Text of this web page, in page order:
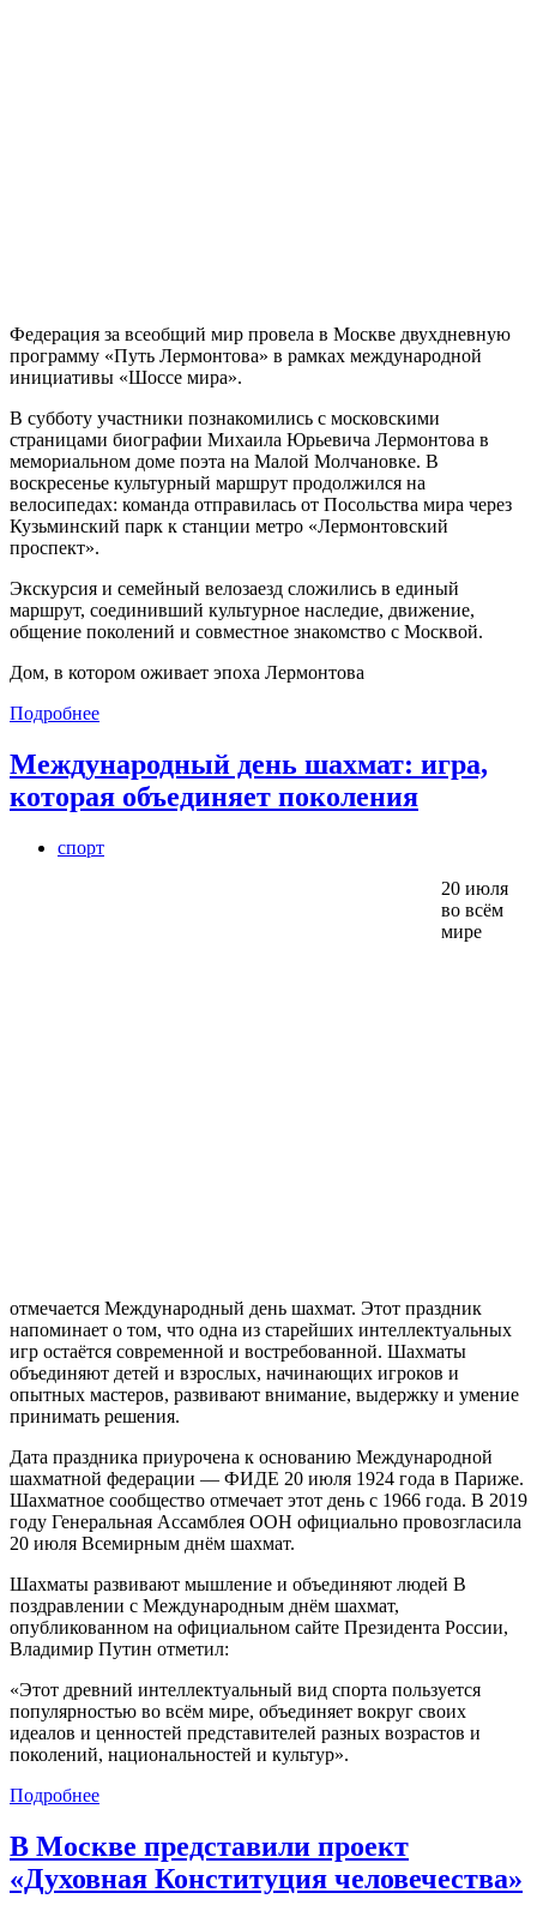
Федерация за всеобщий мир провела в Москве двухдневную
программу «Путь Лермонтова» в рамках международной
инициативы «Шоссе мира».
В субботу участники познакомились с московскими
страницами биографии Михаила Юрьевича Лермонтова в
мемориальном доме поэта на Малой Молчановке. В
воскресенье культурный маршрут продолжился на
велосипедах: команда отправилась от Посольства мира через
Кузьминский парк к станции метро «Лермонтовский
проспект».
Экскурсия и семейный велозаезд сложились в единый
маршрут, соединивший культурное наследие, движение,
общение поколений и совместное знакомство с Москвой.
Дом, в котором оживает эпоха Лермонтова
Подробнее
Международный день шахмат: игра,
которая объединяет поколения
спорт
20 июля
во всём
мире
отмечается Международный день шахмат. Этот праздник
напоминает о том, что одна из старейших интеллектуальных
игр остаётся современной и востребованной. Шахматы
объединяют детей и взрослых, начинающих игроков и
опытных мастеров, развивают внимание, выдержку и умение
принимать решения.
Дата праздника приурочена к основанию Международной
шахматной федерации — ФИДЕ 20 июля 1924 года в Париже.
Шахматное сообщество отмечает этот день с 1966 года. В 2019
году Генеральная Ассамблея ООН официально провозгласила
20 июля Всемирным днём шахмат.
Шахматы развивают мышление и объединяют людей В
поздравлении с Международным днём шахмат,
опубликованном на официальном сайте Президента России,
Владимир Путин отметил:
«Этот древний интеллектуальный вид спорта пользуется
популярностью во всём мире, объединяет вокруг своих
идеалов и ценностей представителей разных возрастов и
поколений, национальностей и культур».
Подробнее
В Москве представили проект
«Духовная Конституция человечества»